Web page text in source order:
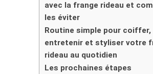
avec la frange rideau et
les éviter
Routine simple pour coiffer,
entretenir et styliser votre
rideau au quotidien
Les prochaines étapes